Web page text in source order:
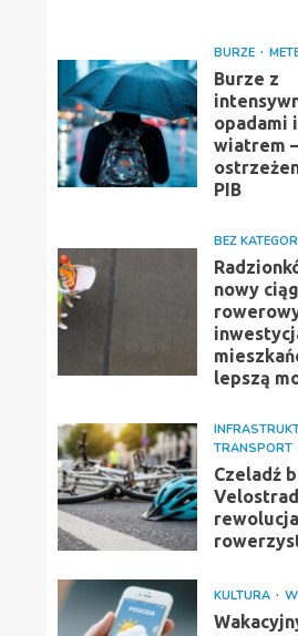
BURZE
Burze z
opadami
wiatrem –
PIB
BEZ
nowy
lepszą
TRANSPORT
Czeladź
KULTURA